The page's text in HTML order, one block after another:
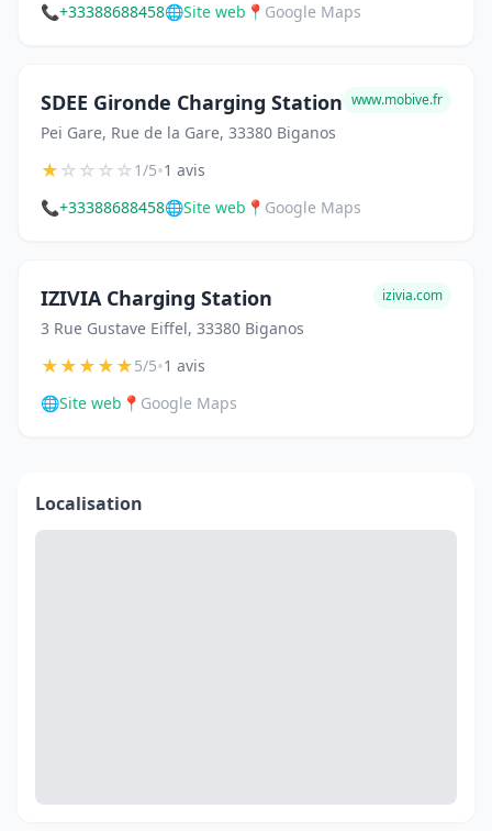
📞+33388688458🌐Site web 📍 Google Maps
SDEE Gironde Charging Station
Pei Gare, Rue de la Gare, 33380 Biganos
www.mobive.fr
★☆☆☆☆1/5•1 avis
📞+33388688458🌐Site web 📍 Google Maps
IZIVIA Charging Station
3 Rue Gustave Eiffel, 33380 Biganos
izivia.com
★★★★★5/5•1 avis
🌐Site web 📍 Google Maps
Localisation